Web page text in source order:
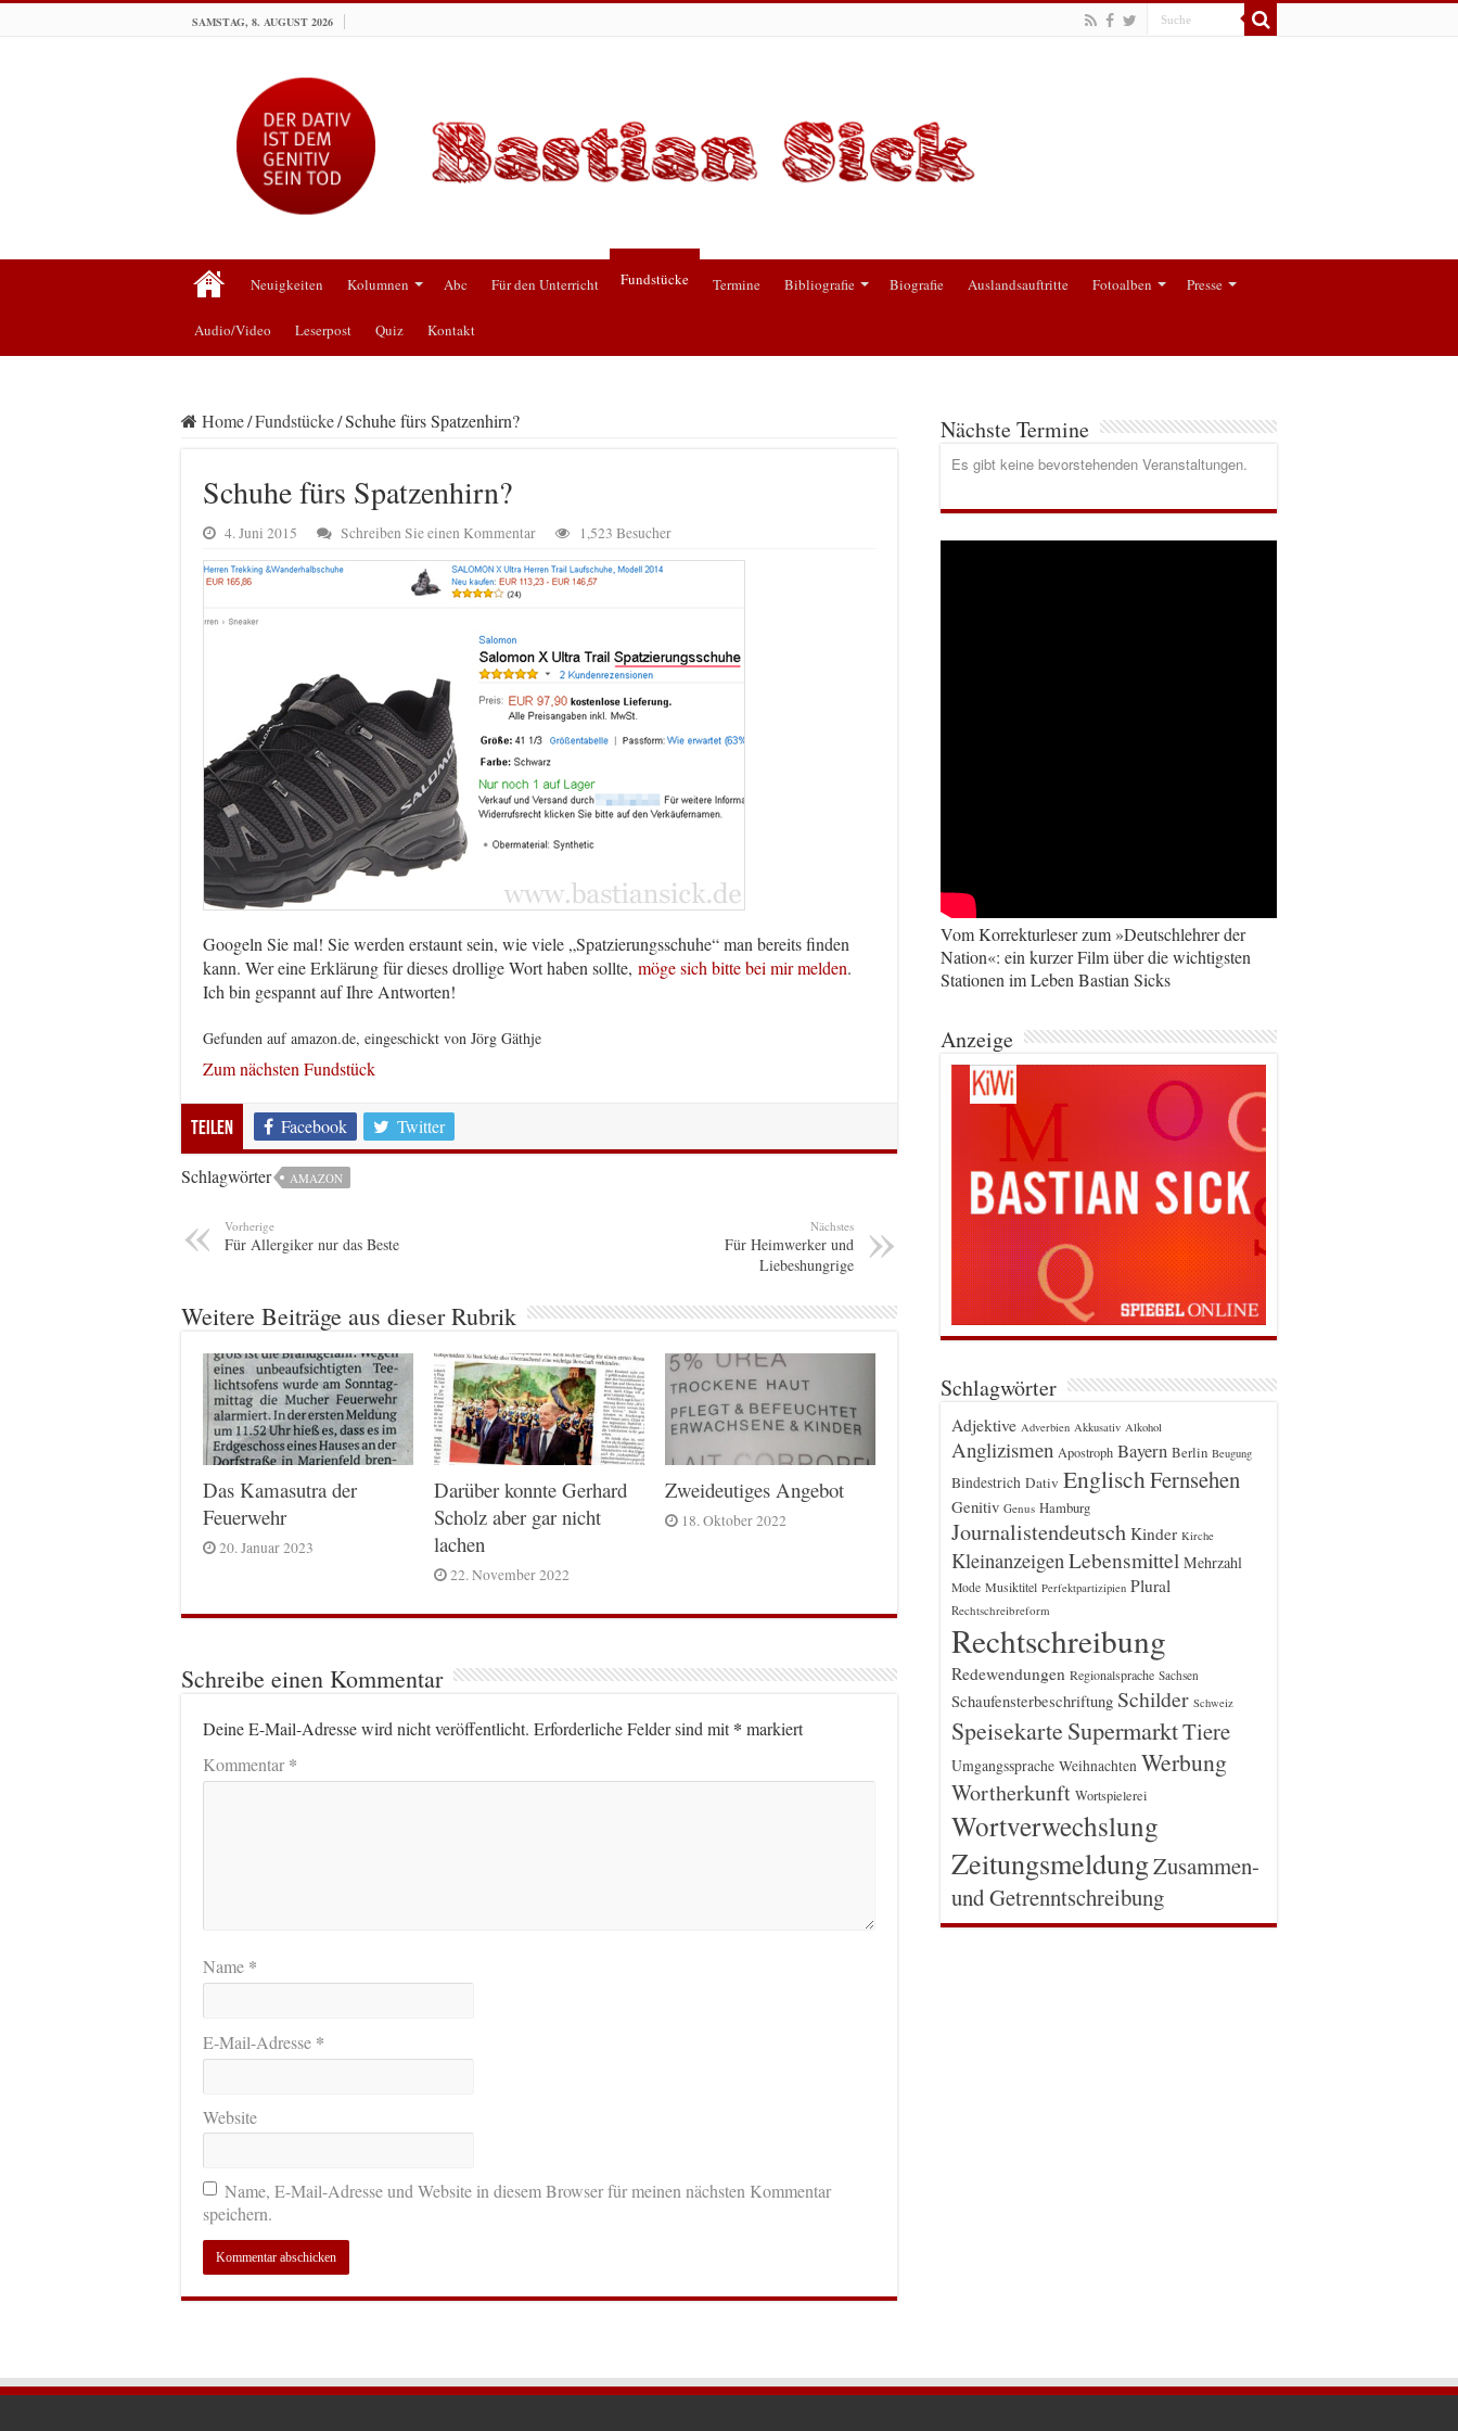
SAMSTAG, 8. AUGUST 2026
Neuigkeiten Kolumnen Abc Für den Unterricht Fundstücke Termine Bibliografie Biografie Auslandsauftritte Fotoalben Presse
Audio/Video Leserpost Quiz Kontakt
Home/Fundstücke/Schuhe fürs Spatzenhirn?
Schuhe fürs Spatzenhirn?
4. Juni 2015 Schreiben Sie einen Kommentar 1,523 Besucher
Googeln Sie mal! Sie werden erstaunt sein, wie viele „Spatzierungsschuhe“ man bereits finden
kann. Wer eine Erklärung für dieses drollige Wort haben sollte, möge sich bitte bei mir melden.
Ich bin gespannt auf Ihre Antworten!
Gefunden auf amazon.de, eingeschickt von Jörg Gäthje
Zum nächsten Fundstück
Teilen Facebook Twitter
Schlagwörter AMAZON
Vorherige
Für Allergiker nur das Beste
Nächstes
Für Heimwerker und
Liebeshungrige
Weitere Beiträge aus dieser Rubrik
Das Kamasutra der
Feuerwehr
20. Januar 2023
Darüber konnte Gerhard
Scholz aber gar nicht
lachen
22. November 2022
Zweideutiges Angebot
18. Oktober 2022
Schreibe einen Kommentar
Deine E-Mail-Adresse wird nicht veröffentlicht. Erforderliche Felder sind mit* markiert
Kommentar*
Name *
E-Mail-Adresse *
Website
Name, E-Mail-Adresse und Website in diesem Browser für meinen nächsten Kommentar
speichern.
Nächste Termine
Es gibt keine bevorstehenden Veranstaltungen.
Vom Korrekturleser zum »Deutschlehrer der
Nation«: ein kurzer Film über die wichtigsten
Stationen im Leben Bastian Sicks
Anzeige
Schlagwörter
Adjektive Adverbien Akkusativ Alkohol
Anglizismen Apostroph Bayern Berlin Beugung
Bindestrich Dativ EnglischFernsehen
Genitiv Genus Hamburg
Journalistendeutsch Kinder Kirche
Kleinanzeigen Lebensmittel Mehrzahl
Mode Musiktitel Perfektpartizipien Plural
Rechtschreibreform
Rechtschreibung
Redewendungen Regionalsprache Sachsen
Schaufensterbeschriftung Schilder Schweiz
Speisekarte SupermarktTiere
Umgangssprache Weihnachten Werbung
Wortherkunft Wortspielerei
Wortverwechslung
ZeitungsmeldungZusammen-
und Getrenntschreibung